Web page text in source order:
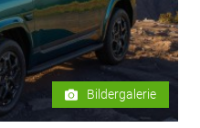
Bildergalerie